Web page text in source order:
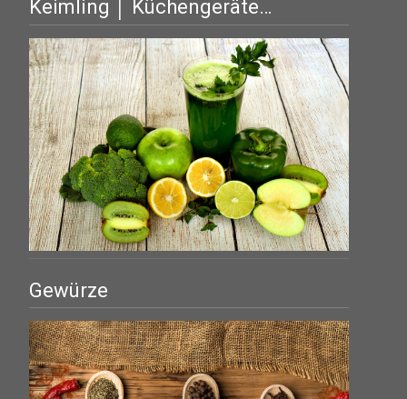
Keimling │ Küchengeräte…
Gewürze